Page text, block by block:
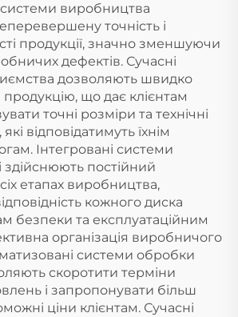
системи виробництва
точність і
продукції, значно зменшуючи
дефектів. Сучасні
дозволяють швидко
що дає клієнтам
точні розміри та технічні
відповідатимуть їхнім
Інтегровані системи
здійснюють постійний
етапах виробництва,
кожного диска
безпеки та експлуатаційним
організація виробничого
системи обробки
скоротити терміни
і запропонувати більш
ціни клієнтам. Сучасні